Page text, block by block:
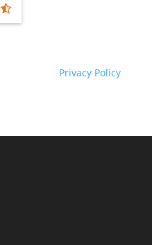
Privacy Policy